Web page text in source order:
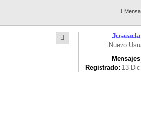
1
Joseada
Nuevo
Mensajes:
Registrado: 13